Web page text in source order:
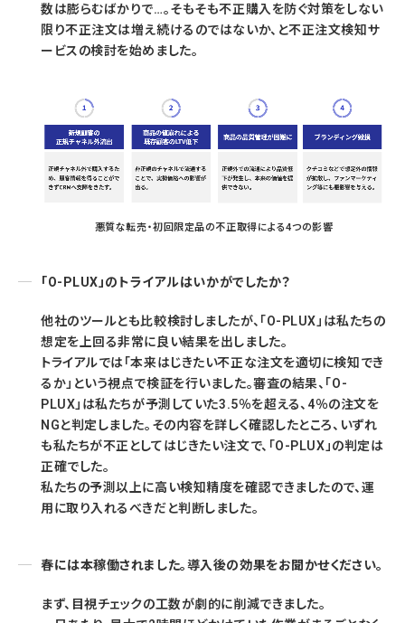
数は膨らむばかりで…。そもそも不正購入を防ぐ対策をしない
限り不正注文は増え続けるのではないか、と不正注文検知サ
ービスの検討を始めました。
悪質な転売・初回限定品の不正取得による4つの影響
「O-PLUX」のトライアルはいかがでしたか？
他社のツールとも比較検討しましたが、「O-PLUX」は私たちの
想定を上回る非常に良い結果を出しました。
トライアルでは「本来はじきたい不正な注文を適切に検知でき
るか」という視点で検証を行いました。審査の結果、「O-
PLUX」は私たちが予測していた3.5％を超える、4％の注文を
NGと判定しました。その内容を詳しく確認したところ、いずれ
も私たちが不正としてはじきたい注文で、「O-PLUX」の判定は
正確でした。
私たちの予測以上に高い検知精度を確認できましたので、運
用に取り入れるべきだと判断しました。
春には本稼働されました。導入後の効果をお聞かせください。
まず、目視チェックの工数が劇的に削減できました。